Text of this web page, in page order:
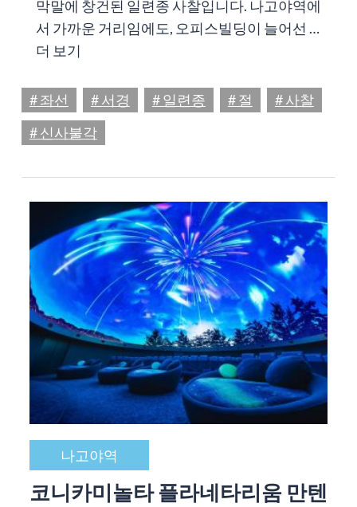
막말에 창건된 일련종 사찰입니다. 나고야역에
서 가까운 거리임에도, 오피스빌딩이 늘어선 …
더 보기
# 좌선 # 서경 # 일련종 # 절
# 사찰
# 신사불각
나고야역
코니카미놀타 플라네타리움 만텐